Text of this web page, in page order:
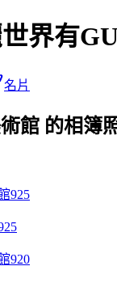
界有
名片
館 的相簿